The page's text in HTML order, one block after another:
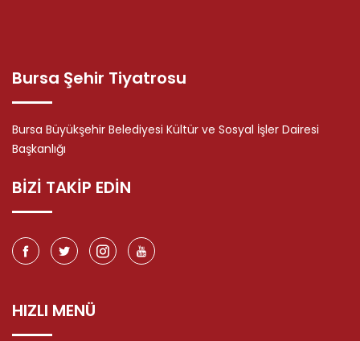
Bursa Şehir Tiyatrosu
Bursa Büyükşehir Belediyesi Kültür ve Sosyal İşler Dairesi
Başkanlığı
BİZİ TAKİP EDİN
HIZLI MENÜ